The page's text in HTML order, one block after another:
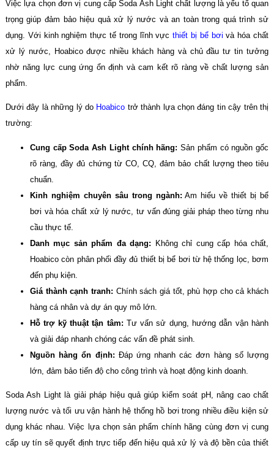
Việc lựa chọn đơn vị cung cấp Soda Ash Light chất lượng là yếu tố quan
trọng giúp đảm bảo hiệu quả xử lý nước và an toàn trong quá trình sử
dụng. Với kinh nghiệm thực tế trong lĩnh vựcthiết bị bể bơi và hóa chất
xử lý nước, Hoabico được nhiều khách hàng và chủ đầu tư tin tưởng
nhờ năng lực cung ứng ổn định và cam kết rõ ràng về chất lượng sản
phẩm.
Dưới đây là những lý do Hoabico trở thành lựa chọn đáng tin cậy trên thị
trường:
Cung cấp Soda Ash Light chính hãng: Sản phẩm có nguồn gốc
rõ ràng, đầy đủ chứng từ CO, CQ, đảm bảo chất lượng theo tiêu
chuẩn.
Kinh nghiệm chuyên sâu trong ngành: Am hiểu về thiết bị bể
bơi và hóa chất xử lý nước, tư vấn đúng giải pháp theo từng nhu
cầu thực tế.
Danh mục sản phẩm đa dạng: Không chỉ cung cấp hóa chất,
Hoabico còn phân phối đầy đủ thiết bị bể bơi từ hệ thống lọc, bơm
đến phụ kiện.
Giá thành cạnh tranh: Chính sách giá tốt, phù hợp cho cả khách
hàng cá nhân và dự án quy mô lớn.
Hỗ trợ kỹ thuật tận tâm: Tư vấn sử dụng, hướng dẫn vận hành
và giải đáp nhanh chóng các vấn đề phát sinh.
Nguồn hàng ổn định: Đáp ứng nhanh các đơn hàng số lượng
lớn, đảm bảo tiến độ cho công trình và hoạt động kinh doanh.
Soda Ash Light là giải pháp hiệu quả giúp kiểm soát pH, nâng cao chất
lượng nước và tối ưu vận hành hệ thống hồ bơi trong nhiều điều kiện sử
dụng khác nhau. Việc lựa chọn sản phẩm chính hãng cùng đơn vị cung
cấp uy tín sẽ quyết định trực tiếp đến hiệu quả xử lý và độ bền của thiết